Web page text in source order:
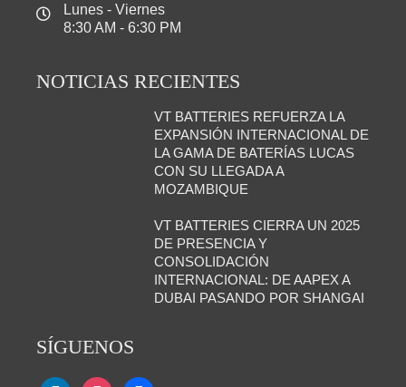
Lunes - Viernes
8:30 AM - 6:30 PM
NOTICIAS RECIENTES
VT BATTERIES REFUERZA LA
EXPANSIÓN INTERNACIONAL DE
LA GAMA DE BATERÍAS LUCAS
CON SU LLEGADA A
MOZAMBIQUE
VT BATTERIES CIERRA UN 2025
DE PRESENCIA Y
CONSOLIDACIÓN
INTERNACIONAL: DE AAPEX A
DUBAI PASANDO POR SHANGAI
SÍGUENOS